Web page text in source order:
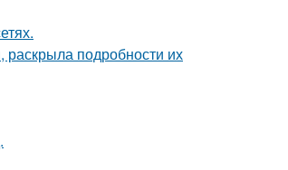
раскрыла подробности их